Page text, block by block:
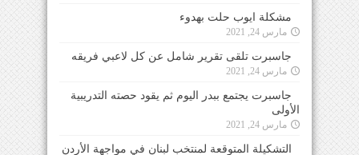
مشكلة ايوب حلت بهدوء
مارس 24, 2021
جاسبرت تلقى تقرير شامل عن كل لاعبي فريقه
مارس 24, 2021
جاسبرت يجتمع ببدر اليوم ثم يقود حصته التدريبية
الأولى
مارس 24, 2021
التشكيلة المتوقعة لمنتخب لبنان في مواجهة الأردن